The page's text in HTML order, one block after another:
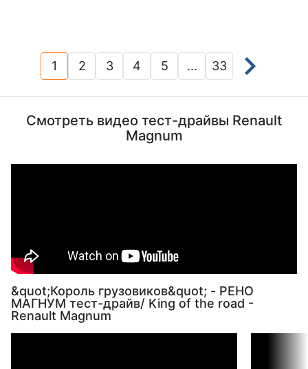
1(current)
2 3 4 5 ... 33
Смотреть видео тест-драйвы Renault
Magnum
&quot;Король грузовиков&quot; - РЕНО
МАГНУМ тест-драйв/ King of the road -
Renault Magnum